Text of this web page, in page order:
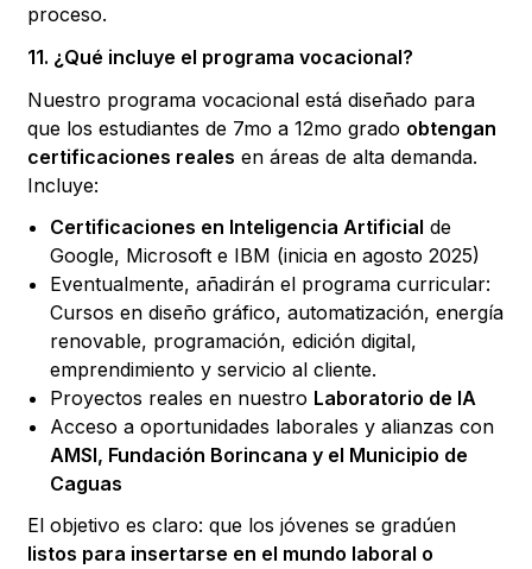
proceso.
11. ¿Qué incluye el programa vocacional?
Nuestro programa vocacional está diseñado para
que los estudiantes de 7mo a 12mo grado obtengan
certificaciones reales en áreas de alta demanda.
Incluye:
Certificaciones en Inteligencia Artificial de
Google, Microsoft e IBM (inicia en agosto 2025)
Eventualmente, añadirán el programa curricular:
Cursos en diseño gráfico, automatización, energía
renovable, programación, edición digital,
emprendimiento y servicio al cliente.
Proyectos reales en nuestro Laboratorio de IA
Acceso a oportunidades laborales y alianzas con
AMSI, Fundación Borincana y el Municipio de
Caguas
El objetivo es claro: que los jóvenes se gradúen
listos para insertarse en el mundo laboral o